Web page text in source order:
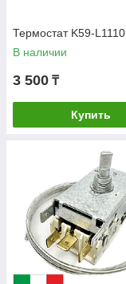
Термостат K59-L1110
В наличии
3 500 ₸
Купить